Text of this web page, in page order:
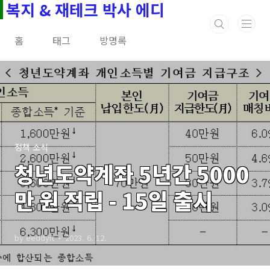
본문 바로가기
복지 & 재테크 박사 에디
홈 태그 방명록
정책 소식
청년도약계좌 5년간 5000
만 원 적립 - 15일 출시
by eeddyit 2023. 6. 12.